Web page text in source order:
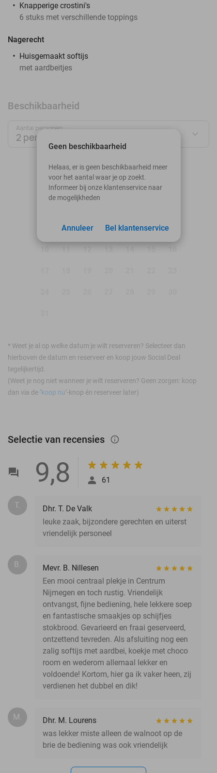
Knapperige crostini's
6 stuks met verschillende toppings
Nagerecht
Huisgemaakt softijs
met aardbeitjes
Beschikbaarheid
Aantal personen:
2 personen
augustus 2026
Ma
Di Wo Do Vr
4 5 6 7 8
* Weet je al op welke datum je wilt reserveren? Selecteer dan
hierboven de datum en reserveer en koop jouw Social Deal
tegelijkertijd.
(Weet je nog niet wanneer je wilt reserveren? Geen zorgen: koop
dan via de ‘koop nu’-knop én reserveer later)
Geen beschikbaarheid
Helaas, er is geen beschikbaarheid meer
voor het aantal waar je op zoekt.
Informeer bij onze klantenservice naar
de mogelijkheden
Bel klantenservice
Annuleer
Selectie van recensies info_outlined
9,8 61
T.
Dhr. T. De Valk
leuke zaak, bijzondere gerechten en uiterst
vriendelijk personeel
B.
Mevr. B. Nillesen
Een mooi centraal plekje in Centrum
Nijmegen en toch rustig. Vriendelijk
ontvangst, fijne bediening, hele lekkere soep
en fantastische smaakjes op schijfjes
stokbrood. Gevarieerd en fraai geserveerd,
ontzettend tevreden. Als afsluiting nog een
zalig softijs met aardbei, koekje met choco
room en wederom allemaal lekker en
voldoende! Kortom, hier ga ik vaker heen, zij
verdienen het dubbel en dik!
M.
Dhr. M. Lourens
was lekker miste alleen de walnoot op de
brie de bediening was ook vriendelijk